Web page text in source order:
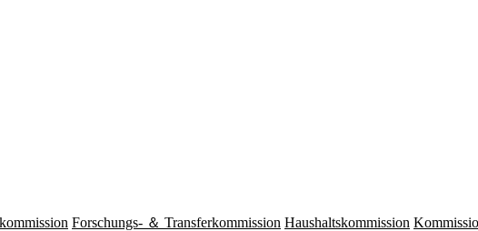
Forschungs- ＆ Transferkommission Haushaltskommission